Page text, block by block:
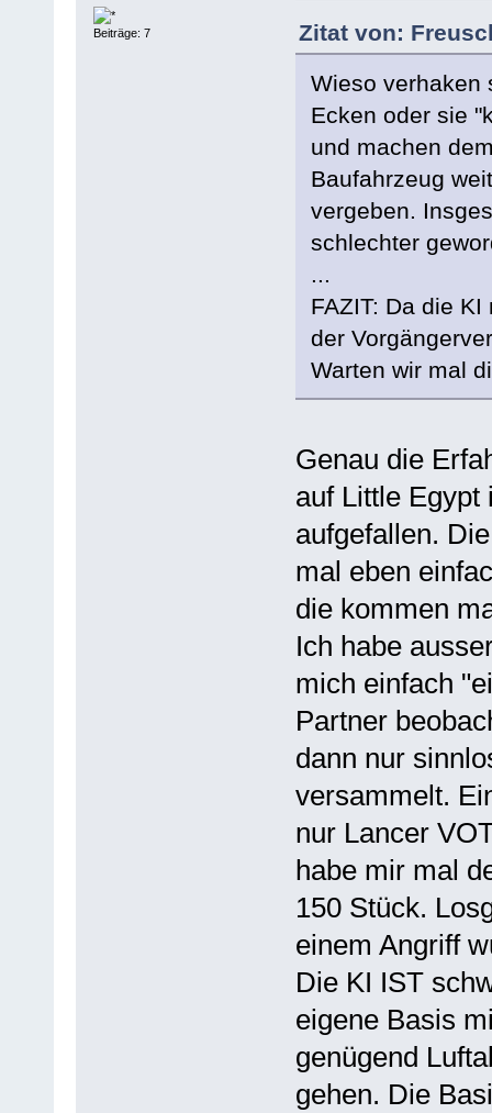
Beiträge: 7
Zitat von:
Wieso verhaken
Ecken oder sie
und machen
Baufahrzeug
vergeben.
schlechter
...
FAZIT: Da die
der
Warten wir mal
Genau die
auf Little Egypt
aufgefallen.
mal eben
die kommen
Ich habe
mich einfach
Partner
dann nur
versammelt.
nur Lancer
habe mir mal
150 Stück.
einem Angriff
Die KI IST
eigene Basis
genügend
gehen. Die